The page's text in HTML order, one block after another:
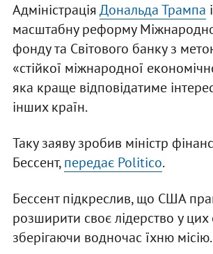
АдміністраціяДональда Трампа
масштабну реформу
фонду та Світового банку з
«стійкої міжнародної
яка краще відповідатиме
інших країн.
Таку заяву зробив міністр
Бессент,передає Politico.
Бессент підкреслив, що США
розширити своє лідерство у цих
зберігаючи водночас їхню місію.